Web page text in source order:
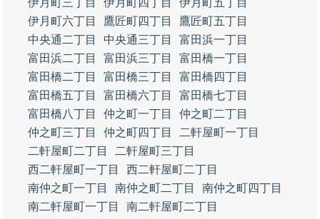
伊月町三丁目 伊月町四丁目
伊月町五丁目
伊月町六丁目
鷹匠町四丁目
鷹匠町五丁目
中央通二丁目
中央通三丁目
富田浜一丁目
富田浜二丁目
富田浜三丁目
富田橋一丁目
富田橋二丁目
富田橋三丁目
富田橋四丁目
富田橋五丁目
富田橋六丁目
富田橋七丁目
富田橋八丁目
仲之町一丁目
仲之町二丁目
仲之町三丁目
仲之町四丁目
二軒屋町一丁目
二軒屋町二丁目
二軒屋町三丁目
西二軒屋町一丁目
西二軒屋町二丁目
南仲之町一丁目
南仲之町二丁目
南仲之町四丁目
南二軒屋町一丁目
南二軒屋町二丁目